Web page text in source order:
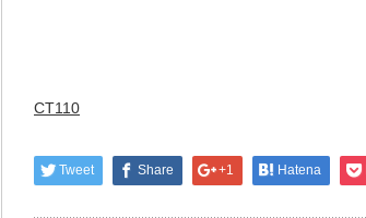
CT110
Tweet Share +1 Hatena